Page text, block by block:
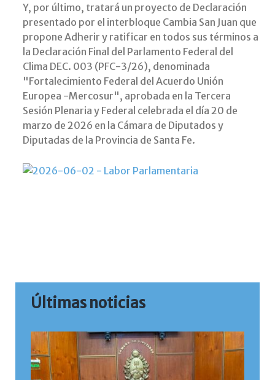
Y, por último, tratará un proyecto de Declaración
presentado por el interbloque Cambia San Juan que
propone Adherir y ratificar en todos sus términos a
la Declaración Final del Parlamento Federal del
Clima DEC. 003 (PFC-3/26), denominada
"Fortalecimiento Federal del Acuerdo Unión
Europea -Mercosur", aprobada en la Tercera
Sesión Plenaria y Federal celebrada el día 20 de
marzo de 2026 en la Cámara de Diputados y
Diputadas de la Provincia de Santa Fe.
Últimas noticias